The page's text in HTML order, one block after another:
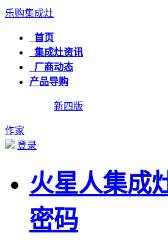
乐购集成灶
首页
集成灶资讯
厂商动态
产品导购
新四版
作家
登录
火星人集成
密码